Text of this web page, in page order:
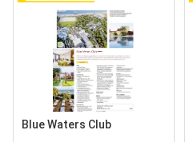
Blue Waters Club